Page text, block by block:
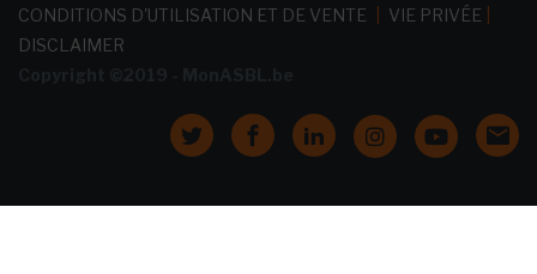
CONDITIONS D'UTILISATION ET DE VENTE VIE PRIVÉE
DISCLAIMER